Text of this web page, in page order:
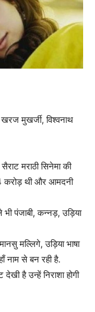
मुखर्जी, विश्वनाथ
मराठी सिनेमा की
करोड़ थी और आमदनी
पंजाबी, कन्नड़, उड़िया
मल्लिगे, उड़िया भाषा
नाम से बन रही है.
है उन्हें निराशा होगी